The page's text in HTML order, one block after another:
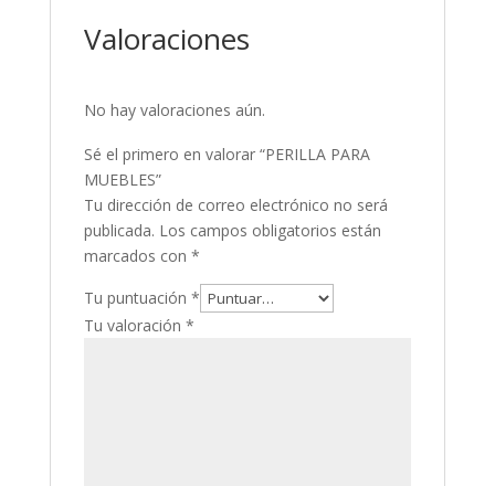
Valoraciones
No hay valoraciones aún.
Sé el primero en valorar “PERILLA PARA
MUEBLES”
Tu dirección de correo electrónico no será
publicada. Los campos obligatorios están
marcados con *
Tu puntuación *
Tu valoración *